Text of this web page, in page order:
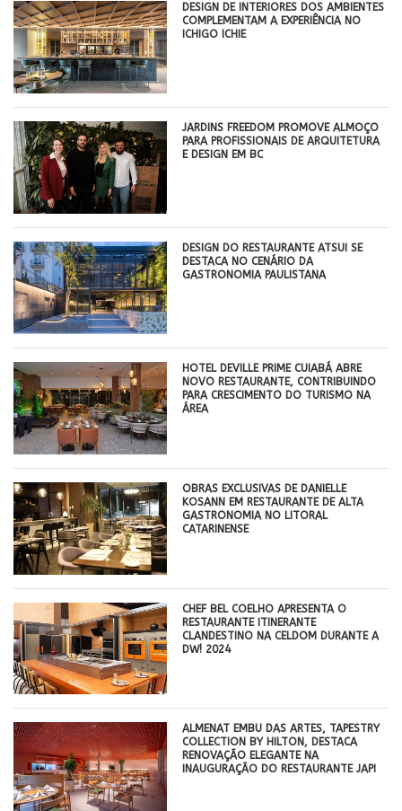
DESIGN DE INTERIORES DOS AMBIENTES
COMPLEMENTAM A EXPERIÊNCIA NO
ICHIGO ICHIE
JARDINS FREEDOM PROMOVE ALMOÇO
PARA PROFISSIONAIS DE ARQUITETURA
E DESIGN EM BC
DESIGN DO RESTAURANTE ATSUI SE
DESTACA NO CENÁRIO DA
GASTRONOMIA PAULISTANA
HOTEL DEVILLE PRIME CUIABÁ ABRE
NOVO RESTAURANTE, CONTRIBUINDO
PARA CRESCIMENTO DO TURISMO NA
ÁREA
OBRAS EXCLUSIVAS DE DANIELLE
KOSANN EM RESTAURANTE DE ALTA
GASTRONOMIA NO LITORAL
CATARINENSE
CHEF BEL COELHO APRESENTA O
RESTAURANTE ITINERANTE
CLANDESTINO NA CELDOM DURANTE A
DW! 2024
ALMENAT EMBU DAS ARTES, TAPESTRY
COLLECTION BY HILTON, DESTACA
RENOVAÇÃO ELEGANTE NA
INAUGURAÇÃO DO RESTAURANTE JAPI